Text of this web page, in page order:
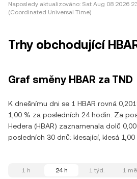
Naposledy aktualizováno: Sat Aug 08 2026
(Coordinated Universal Time)
Trhy obchodující
Graf směny HBAR za TND
K dnešnímu dni se 1 HBAR rovná
1,00 % za posledních 24 hodin. Za
Hedera (HBAR) zaznamenala dolů
posledních 30 dnů: klesající, klesá 1,00
1 h 24 h 1 týd. 1